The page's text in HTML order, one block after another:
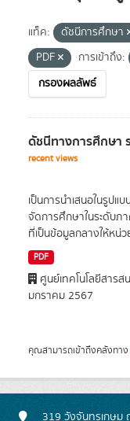
แท็ค: ดัชนีการศึกษา
PDF
การเข้าถึง:
กรองผลลัพธ์
ดัชนีทางการศึกษา
recent views
เป็นการนำเสนอในรูป
จัดการศึกษาในระดับภ
ที่เป็นข้อมูลกลางให้หน่
PDF
ศูนย์เทคโนโลยีสาร
มกราคม 2567
คุณสามารถเข้าถึงคลังทาง
319 วังจันทรเกษม